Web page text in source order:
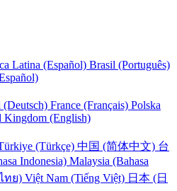
Latina (Español) Brasil (Português)
(Deutsch) France (Français) Polska
Kingdom (English)
(Türkçe) 中国 (简体中文) 台
Indonesia) Malaysia (Bahasa
ทย) Việt Nam (Tiếng Việt) 日本 (日